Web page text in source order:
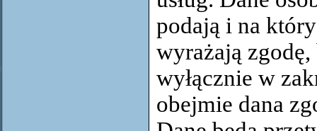
podają i na
wyrażają zgodę,
wyłącznie w
obejmie dana